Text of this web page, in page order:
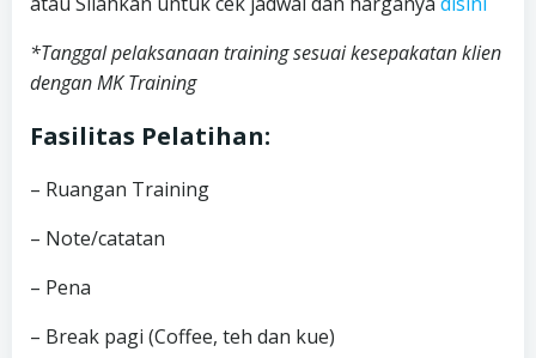
*Tanggal pelaksanaan training sesuai kesepakatan klien
dengan MK Training
Fasilitas Pelatihan:
– Ruangan Training
– Note/catatan
– Pena
– Break pagi (Coffee, teh dan kue)